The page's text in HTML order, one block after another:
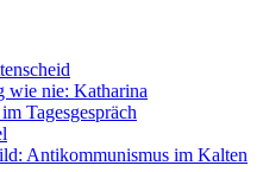
nie: Katharina
Tagesgespräch
Antikommunismus im Kalten